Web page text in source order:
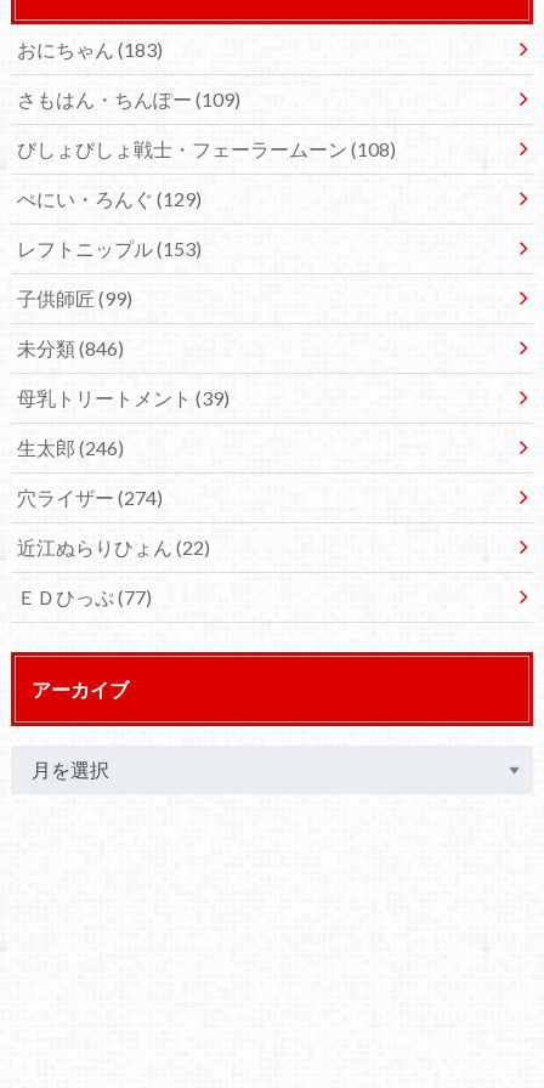
おにちゃん (183)
さもはん・ちんぽー (109)
びしょびしょ戦士・フェーラームーン (108)
ぺにい・ろんぐ (129)
レフトニップル(153)
子供師匠 (99)
未分類(846)
母乳トリートメント (39)
生太郎 (246)
穴ライザー (274)
近江ぬらりひょん (22)
ＥＤひっぷ(77)
アーカイブ